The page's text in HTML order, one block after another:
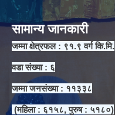
सामान्य जानकारी
जम्मा क्षेत्रफल : ९१.९ वर्ग कि.मि.
वडा संख्या : ६
जम्मा जनसंख्या : ११३३८
(महिला : ६१५८, पुरुष : ५१८०)